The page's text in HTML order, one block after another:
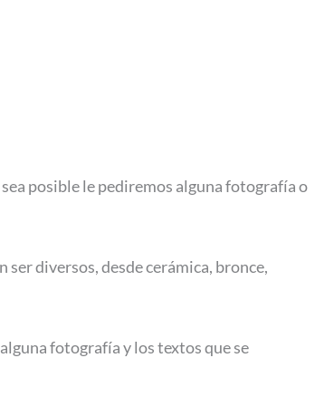
sea posible le pediremos alguna fotografía o
ser diversos, desde cerámica, bronce,
fotografía y los textos que se